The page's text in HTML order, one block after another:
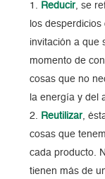
Reducir, se
los
invitación a que
momento de
cosas que no
la energía y del
Reutilizar,
cosas que
cada producto.
tienen más de